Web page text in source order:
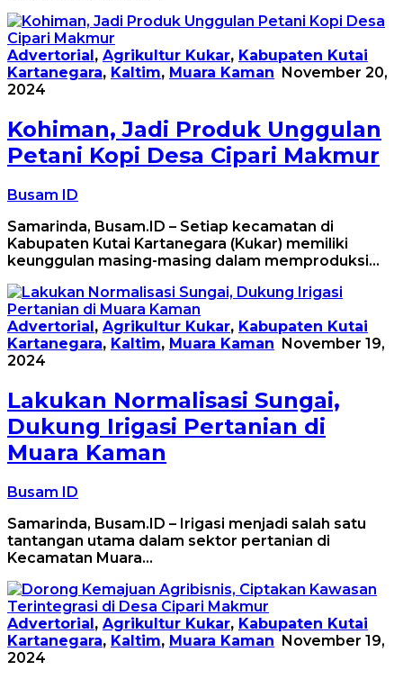
Advertorial , Agrikultur Kukar, Kabupaten Kutai
Kartanegara, Kaltim, Muara Kaman
November 20,
2024
Kohiman, Jadi Produk Unggulan
Petani Kopi Desa Cipari Makmur
Busam ID
Samarinda, Busam.ID – Setiap kecamatan di
Kabupaten Kutai Kartanegara (Kukar) memiliki
keunggulan masing-masing dalam memproduksi…
Advertorial , Agrikultur Kukar, Kabupaten Kutai
Kartanegara, Kaltim, Muara Kaman
November 19,
2024
Lakukan Normalisasi Sungai,
Dukung Irigasi Pertanian di
Muara Kaman
Busam ID
Samarinda, Busam.ID – Irigasi menjadi salah satu
tantangan utama dalam sektor pertanian di
Kecamatan Muara…
Advertorial, Agrikultur Kukar, Kabupaten Kutai
Kartanegara, Kaltim, Muara Kaman November 19,
2024